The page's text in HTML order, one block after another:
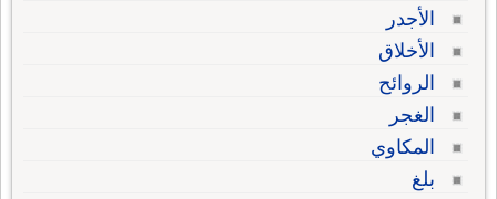
الأجدر
الأخلاق
الروائح
الغجر
المكاوي
بلغ